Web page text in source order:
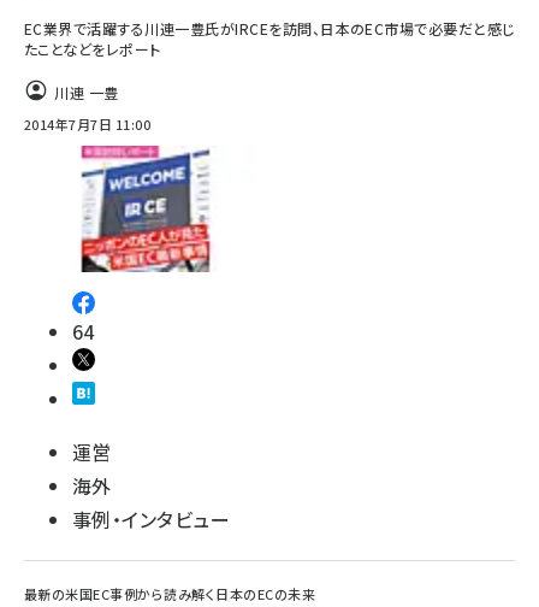
EC業界で活躍する川連一豊氏がIRCEを訪問、日本のEC市場で必要だと感じ
たことなどをレポート
川連 一豊
2014年7月7日 11:00
64
運営
海外
事例・インタビュー
最新の米国EC事例から読み解く日本のECの未来